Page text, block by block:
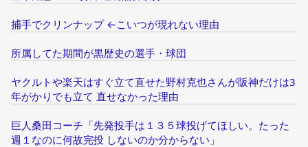
捕手でクリンナップ ←こいつが現れない理由
所属してた期間が黒歴史の選手・球団
ヤクルトや楽天はすぐ立て直せた野村克也さんが阪神だけは3
年がかりでも立て 直せなかった理由
巨人桑田コーチ「先発投手は１３５球投げてほしい。たった
週１なのに何故完投 しないのか分からない」